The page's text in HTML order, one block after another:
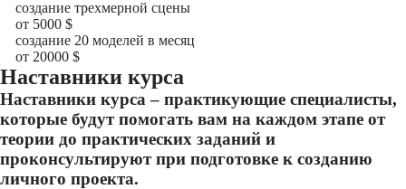
создание трехмерной сцены
от 5000 $
создание 20 моделей в месяц
от 20000 $
Наставники курса
Наставники курса – практикующие специалисты,
которые будут помогать вам на каждом этапе от
теории до практических заданий и
проконсультируют при подготовке к созданию
личного проекта.